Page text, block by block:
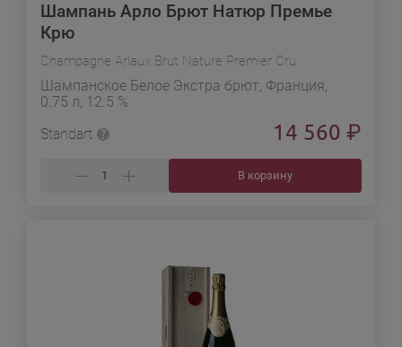
Шампань Арло Брют Натюр Премье
Крю
Champagne Arlaux Brut Nature Premier Cru
Шампанское Белое Экстра брют, Франция,
0.75 л, 12.5 %
Standart
14 560 ₽
В корзину